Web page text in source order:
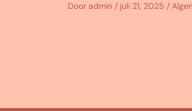
Door admin / juli 21, 2025 /